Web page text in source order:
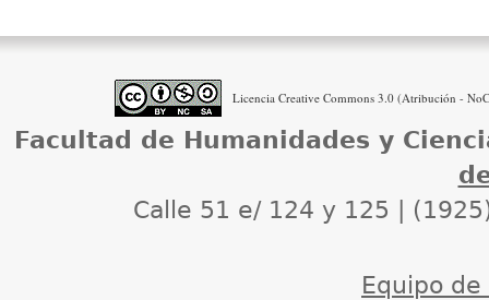
Licencia Creative Commons 3.0 (Atribución -
Facultad de Humanidades y
Calle 51 e/ 124 y 125 |
Equipo